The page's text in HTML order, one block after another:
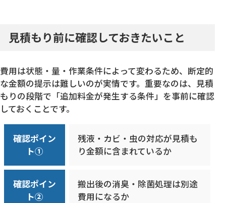
見積もり前に確認しておきたいこと
費用は状態・量・作業条件によって変わるため、断定的
な金額の提示は難しいのが実情です。重要なのは、見積
もりの段階で「追加料金が発生する条件」を事前に確認
しておくことです。
確認ポイン
ト①
残液・カビ・虫の対応が見積も
り金額に含まれているか
確認ポイン
ト②
搬出後の消臭・除菌処理は別途
費用になるか